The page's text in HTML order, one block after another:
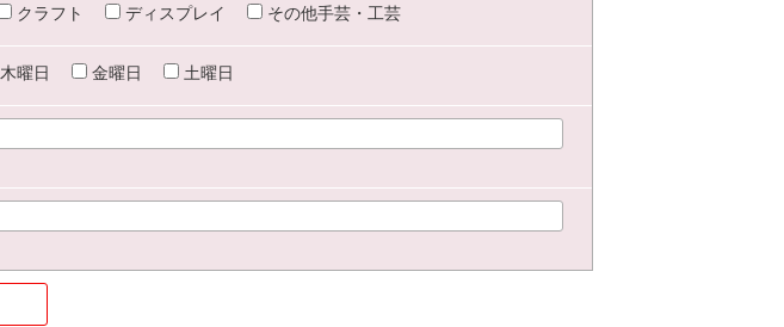
クラフト ディスプレイ その他手芸・工芸
木曜日 金曜日 土曜日